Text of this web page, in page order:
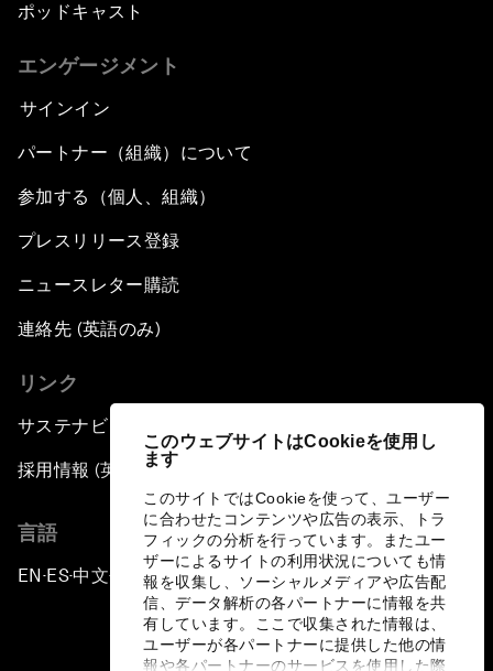
このウェブサイトはCookieを使用し
ます
このサイトではCookieを使って、ユーザー
に合わせたコンテンツや広告の表示、トラ
フィックの分析を行っています。またユー
ザーによるサイトの利用状況についても情
報を収集し、ソーシャルメディアや広告配
信、データ解析の各パートナーに情報を共
有しています。ここで収集された情報は、
ユーザーが各パートナーに提供した他の情
報や各パートナーのサービスを使用した際
ポッドキャスト
エンゲージメント
サインイン
パートナー（組織）について
参加する（個人、組織）
プレスリリース登録
ニュースレター購読
連絡先 (英語のみ)
リンク
サステナビリティへの取り組み
採用情報 (英語のみ)
言語
EN ▪ ES▪中文▪ 日本語